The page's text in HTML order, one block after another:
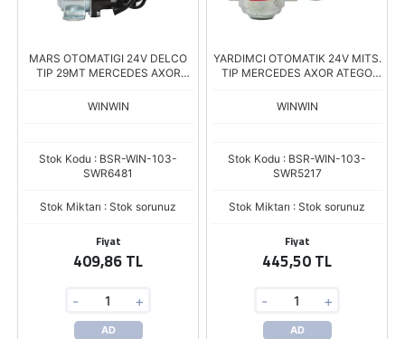
MARS OTOMATIGI 24V DELCO
TIP 29MT MERCEDES AXOR
ZM.409
WINWIN
Stok Kodu : BSR-WIN-103-
SWR6481
Stok Miktarı : Stok sorunuz
Fiyat
409,86 TL
- +
AD
YARDIMCI OTOMATIK 24V MITS.
TIP MERCEDES AXOR ATEGO
WINWIN
Stok Kodu : BSR-WIN-103-
SWR5217
Stok Miktarı : Stok sorunuz
Fiyat
445,50 TL
- +
AD